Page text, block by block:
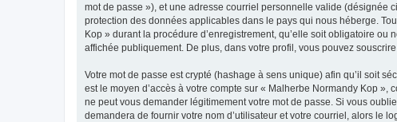
mot de passe »), et une adresse courriel personnelle valide (désignée
protection des données applicables dans le pays qui nous héberge.
Kop » durant la procédure d’enregistrement, qu’elle soit obligatoire
affichée publiquement. De plus, dans votre profil, vous pouvez
Votre mot de passe est crypté (hashage à sens unique) afin qu’il soit
est le moyen d’accès à votre compte sur « Malherbe Normandy Kop
ne peut vous demander légitimement votre mot de passe. Si vous
demandera de fournir votre nom d’utilisateur et votre courriel, alors le